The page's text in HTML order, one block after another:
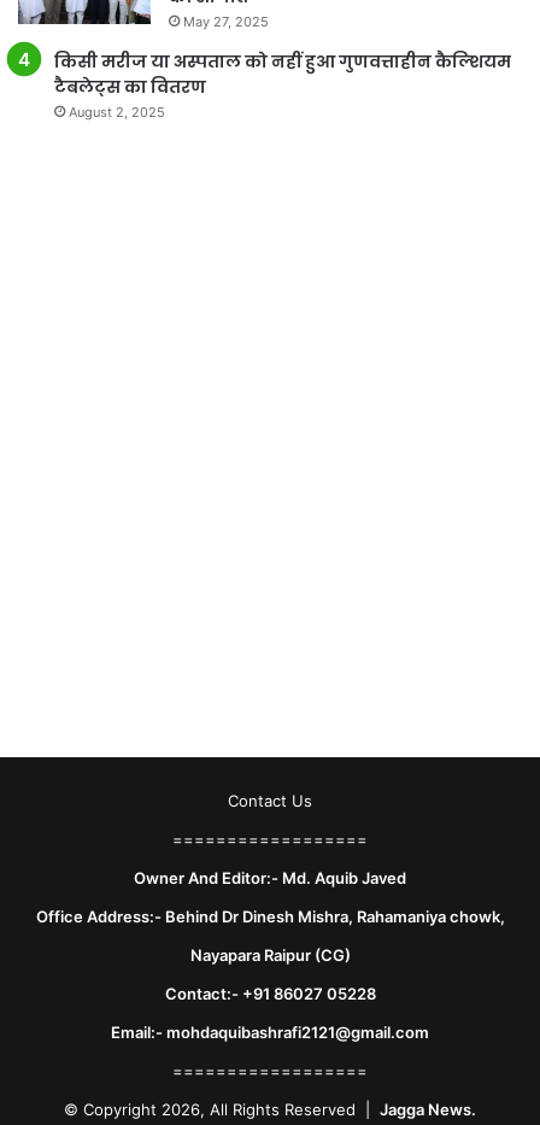
May 27, 2025
किसी मरीज या अस्पताल को नहीं हुआ गुणवत्ताहीन कैल्शियम
टैबलेट्स का वितरण
August 2, 2025
Contact Us
==================
Owner And Editor:- Md. Aquib Javed
Office Address:- Behind Dr Dinesh Mishra, Rahamaniya chowk,
Nayapara Raipur (CG)
Contact:- +91 86027 05228
Email:- mohdaquibashrafi2121@gmail.com
==================
© Copyright 2026, All Rights Reserved | Jagga News.